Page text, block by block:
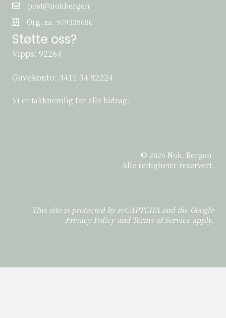
post@nokbergen
post@nokbergen
Org. nr. 979338686
Org. nr. 979338686
Støtte oss?
Vipps: 92264
Gavekonto: 3411 34 82224
Vi er takknemlig for alle bidrag.
© 2026 Nok. Bergen.
Alle rettigheter reservert.
This site is protected by reCAPTCHA and the Google
Privacy Policyand Terms of Service apply.